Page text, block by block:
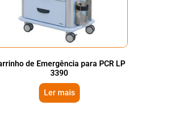
de Emergência para PCR LP
3390
Ler mais